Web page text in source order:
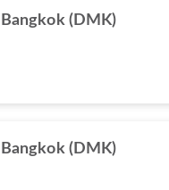
Bangkok (DMK)
Bangkok (DMK)